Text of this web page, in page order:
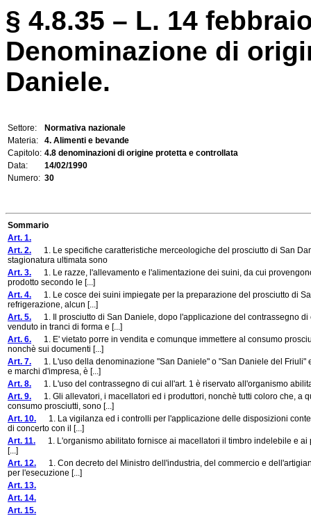
§ 4.8.35 – L. 14
Denominazione di
Daniele.
Settore:
Normativa nazionale
Materia:
4. Alimenti e bevande
Capitolo: 4.8 denominazioni di origine protetta e controllata
Data:
14/02/1990
Numero: 30
Sommario
Art. 1.
Art. 2. 1. Le specifiche caratteristiche merceologiche del prosciutto di San
stagionatura ultimata sono
Art. 3. 1. Le razze, l'allevamento e l'alimentazione dei suini, da cui
prodotto secondo le [...]
Art. 4. 1. Le cosce dei suini impiegate per la preparazione del prosciutto di
refrigerazione, alcun [...]
Art. 5. 1. Il prosciutto di San Daniele, dopo l'applicazione del contrassegno di
venduto in tranci di forma e [...]
Art. 6. 1. E' vietato porre in vendita e comunque immettere al consumo
nonchè sui documenti [...]
Art. 7. 1. L'uso della denominazione "San Daniele" o "San Daniele del Friuli"
e marchi d'impresa, è [...]
Art. 8. 1. L'uso del contrassegno di cui all'art. 1 è riservato all'organismo
Art. 9. 1. Gli allevatori, i macellatori ed i produttori, nonchè tutti coloro che, a
consumo prosciutti, sono [...]
Art. 10. 1. La vigilanza ed i controlli per l'applicazione delle disposizioni
di concerto con il [...]
Art. 11. 1. L'organismo abilitato fornisce ai macellatori il timbro indelebile e
[...]
Art. 12. 1. Con decreto del Ministro dell'industria, del commercio e
per l'esecuzione [...]
Art. 13.
Art. 14.
Art. 15.